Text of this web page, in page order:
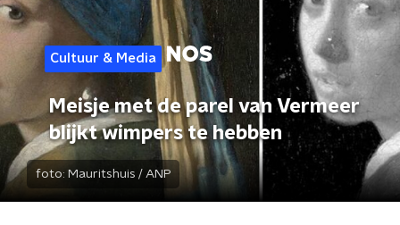
Cultuur & Media
Meisje met de parel van Vermeer
blijkt wimpers te hebben
foto: Mauritshuis / ANP